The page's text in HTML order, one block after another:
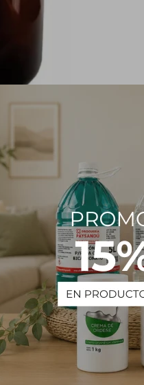
PRODUCTOS QUE